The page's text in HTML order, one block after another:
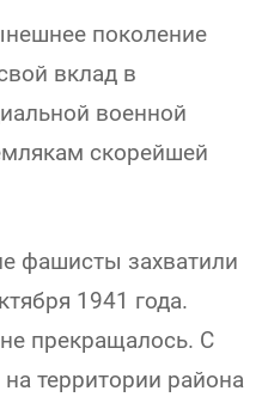
поколение
вклад в
военной
скорейшей
фашисты захватили
1941 года.
прекращалось. С
территории района